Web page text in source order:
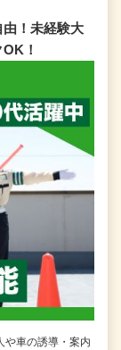
由！未経験大
！
や車の誘導・案内